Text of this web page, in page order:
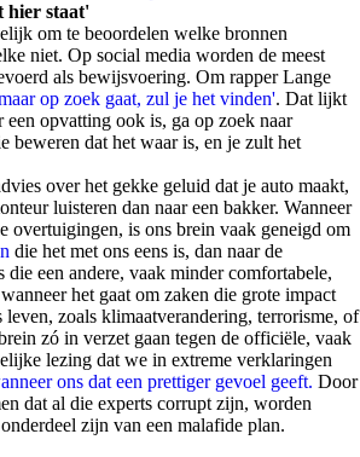
hier staat'
om te beoordelen welke bronnen
niet. Op social media worden de meest
als bewijsvoering. Om rapper Lange
op zoek gaat, zul je het vinden'. Dat lijkt
een opvatting ook is, ga op zoek naar
beweren dat het waar is, en je zult het
over het gekke geluid dat je auto maakt,
luisteren dan naar een bakker. Wanneer
overtuigingen, is ons brein vaak geneigd om
die het met ons eens is, dan naar de
die een andere, vaak minder comfortabele,
het gaat om zaken die grote impact
leven, zoals klimaatverandering, terrorisme, of
zó in verzet gaan tegen de officiële, vaak
lezing dat we in extreme verklaringen
ons dat een prettiger gevoel geeft. Door
dat al die experts corrupt zijn, worden
zijn van een malafide plan.